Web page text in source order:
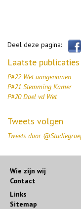
Deel deze pagina:
Laatste publicaties
P#22 Wet aangenomen
P#21 Stemming Kamer
P#20 Doel vd Wet
Tweets volgen
Tweets door
Wie zijn wij
Contact
Links
Sitemap